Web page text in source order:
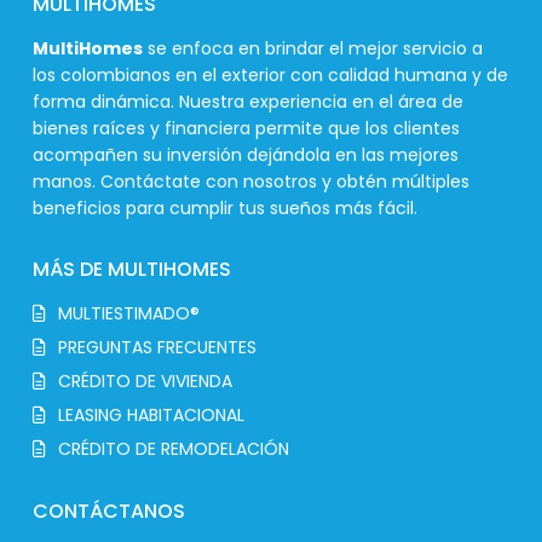
MultiHomes se enfoca en brindar el mejor servicio a
los colombianos en el exterior con calidad humana y de
forma dinámica. Nuestra experiencia en el área de
bienes raíces y financiera permite que los clientes
acompañen su inversión dejándola en las mejores
manos. Contáctate con nosotros y obtén múltiples
beneficios para cumplir tus sueños más fácil.
MÁS DE MULTIHOMES
MULTIESTIMADO®
PREGUNTAS FRECUENTES
CRÉDITO DE VIVIENDA
LEASING HABITACIONAL
CRÉDITO DE REMODELACIÓN
CONTÁCTANOS